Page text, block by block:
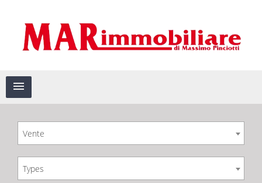
Vente
Types